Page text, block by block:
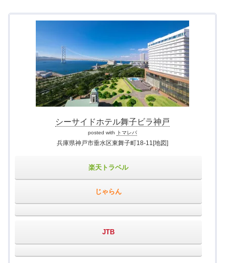
シーサイドホテル舞子ビラ神戸
posted with トマレバ
兵庫県神戸市垂水区東舞子町18-11 [地図]
楽天トラベル
じゃらん
JTB